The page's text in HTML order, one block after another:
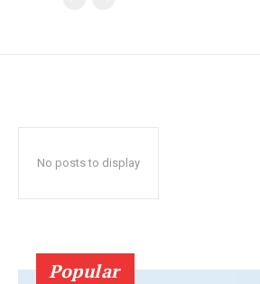
No posts to display
Popular